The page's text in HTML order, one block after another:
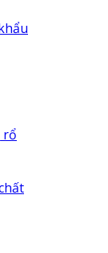
rổ